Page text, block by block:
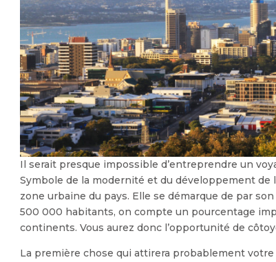
Il serait presque impossible d’entreprendre un
Symbole de la modernité et du développement de
zone urbaine du pays. Elle se démarque de par
500 000 habitants, on compte un pourcentage
continents. Vous aurez donc l’opportunité de
La première chose qui attirera probablement